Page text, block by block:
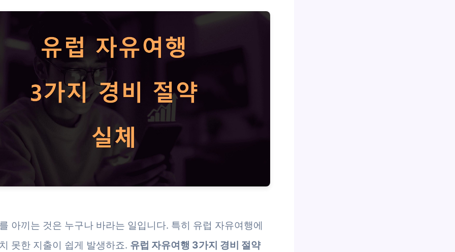
아끼는 것은 누구나 바라는 일입니다. 특히 유럽 자유여행에
못한 지출이 쉽게 발생하죠. 유럽 자유여행 3가지 경비 절약